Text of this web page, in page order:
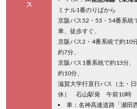
ス
ミナル1番のりばから
京阪バス52・53・54番系統
車、徒歩すぐ、
京阪バス2・4番系統で約10分
約7分、
京阪バス1番系統で約13分、
約10分、
滋賀大学行直行バス（土・
休） 石山駅発 午前10時
車：名神高速道路「瀬田